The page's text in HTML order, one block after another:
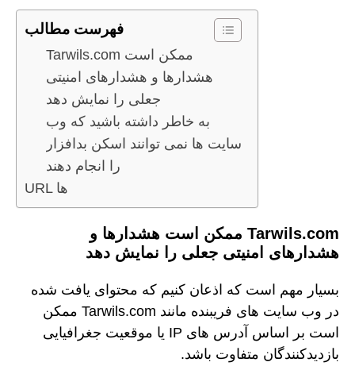
فهرست مطالب
Tarwils.com ممکن است
هشدارها و هشدارهای امنیتی
جعلی را نمایش دهد
به خاطر داشته باشید که وب
سایت ها نمی توانند اسکن بدافزار
را انجام دهند
URL ها
Tarwils.com ممکن است هشدارها و
هشدارهای امنیتی جعلی را نمایش دهد
بسیار مهم است که اذعان کنیم که محتوای یافت شده
در وب سایت های فریبنده مانند Tarwils.com ممکن
است بر اساس آدرس های IP یا موقعیت جغرافیایی
بازدیدکنندگان متفاوت باشد.